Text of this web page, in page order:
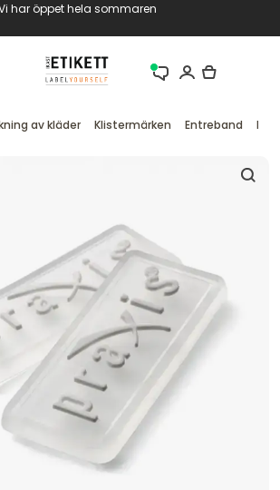
har öppet hela sommaren
av kläder Klistermärken Entreband RFID